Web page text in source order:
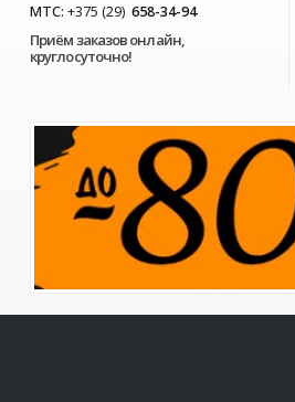
МТС: +375 (29) 658-34-94
Приём заказов онлайн,
круглосуточно!